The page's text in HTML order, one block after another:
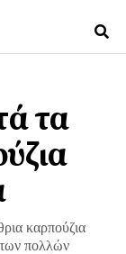
τα
καρπούζια
των πολλών